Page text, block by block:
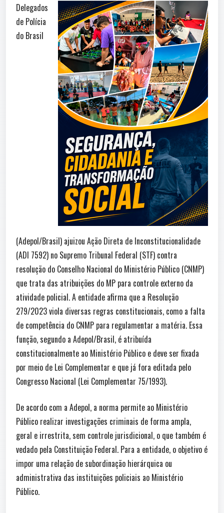
Delegados
de Polícia
do Brasil
(Adepol/Brasil) ajuizou Ação Direta de Inconstitucionalidade
(ADI 7592) no Supremo Tribunal Federal (STF) contra
resolução do Conselho Nacional do Ministério Público (CNMP)
que trata das atribuições do MP para controle externo da
atividade policial. A entidade afirma que a Resolução
279/2023 viola diversas regras constitucionais, como a falta
de competência do CNMP para regulamentar a matéria. Essa
função, segundo a Adepol/Brasil, é atribuída
constitucionalmente ao Ministério Público e deve ser fixada
por meio de Lei Complementar e que já fora editada pelo
Congresso Nacional (Lei Complementar 75/1993).
De acordo com a Adepol, a norma permite ao Ministério
Público realizar investigações criminais de forma ampla,
geral e irrestrita, sem controle jurisdicional, o que também é
vedado pela Constituição Federal. Para a entidade, o objetivo é
impor uma relação de subordinação hierárquica ou
administrativa das instituições policiais ao Ministério
Público.